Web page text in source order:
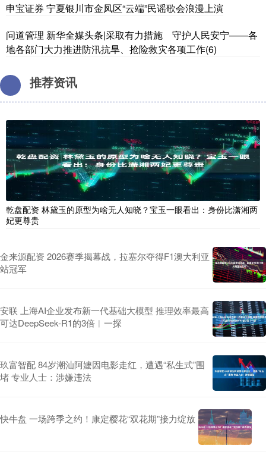
申宝证券 宁夏银川市金凤区“云端”民谣歌会浪漫上演
问道管理 新华全媒头条|采取有力措施 守护人民安宁——各
地各部门大力推进防汛抗旱、抢险救灾各项工作(6)
推荐资讯
乾盘配资 林黛玉的原型为啥无人知晓？宝玉一眼看出：身份比潇湘两
妃更尊贵
金来源配资 2026赛季揭幕战，拉塞尔夺得F1澳大利亚
站冠军
安联 上海AI企业发布新一代基础大模型 推理效率最高
可达DeepSeek-R1的3倍︱一探
玖富智配 84岁潮汕阿嬷因电影走红，遭遇“私生式”围
堵 专业人士：涉嫌违法
快牛盘 一场跨季之约！康定樱花“双花期”接力绽放